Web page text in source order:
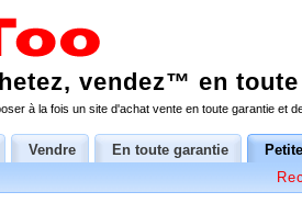
vendez™ en
à la fois un site d'achat vente en toute garantie et
Vendre En toute garantie